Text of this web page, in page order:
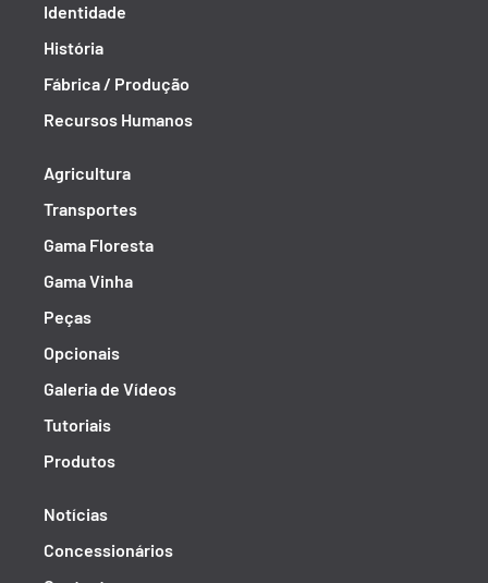
Identidade
História
Fábrica / Produção
Recursos Humanos
Agricultura
Transportes
Gama Floresta
Gama Vinha
Peças
Opcionais
Galeria de Vídeos
Tutoriais
Produtos
Notícias
Concessionários